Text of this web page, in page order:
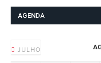
AGENDA
JULHO